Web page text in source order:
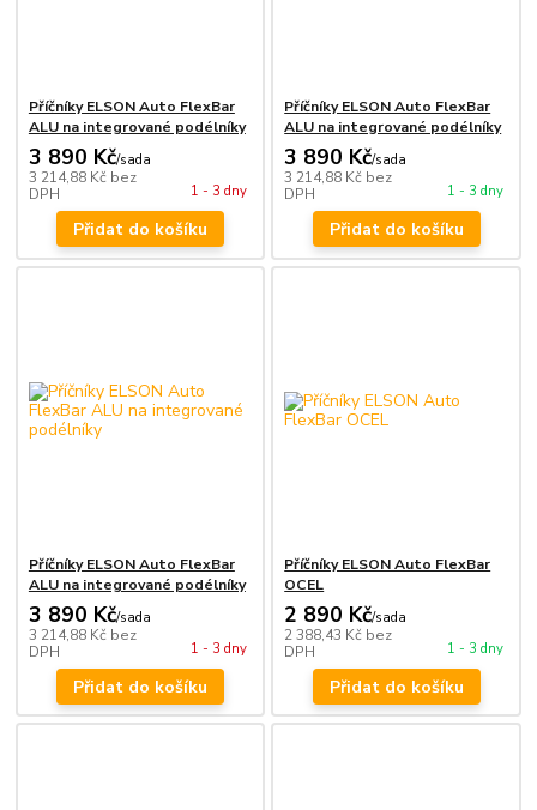
Příčníky ELSON Auto FlexBar
ALU na integrované podélníky
3 890 Kč/sada
3 214,88 Kč bez
DPH
1 - 3 dny
Přidat do košíku
Příčníky ELSON Auto FlexBar
ALU na integrované podélníky
3 890 Kč/sada
3 214,88 Kč bez
DPH
1 - 3 dny
Přidat do košíku
Příčníky ELSON Auto FlexBar
ALU na integrované podélníky
3 890 Kč/sada
3 214,88 Kč bez
DPH
1 - 3 dny
Přidat do košíku
Příčníky ELSON Auto FlexBar
OCEL
2 890 Kč/sada
2 388,43 Kč bez
DPH
1 - 3 dny
Přidat do košíku